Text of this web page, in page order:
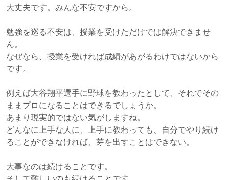
大丈夫です。みんな不安ですから。
勉強を巡る不安は、授業を受けただけでは解決できませ
ん。
なぜなら、授業を受ければ成績があがるわけではないから
です。
例えば大谷翔平選手に野球を教わったとして、それでその
ままプロになることはできるでしょうか。
あまり現実的ではない気がしますね。
どんなに上手な人に、上手に教わっても、自分でやり続け
ることができなければ、芽を出すことはできない。
大事なのは続けることです。